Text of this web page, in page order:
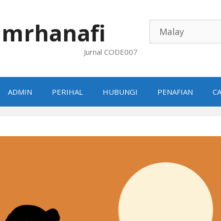
mrhanafi
Jurnal CODE007
ADMIN PERIHAL HUBUNGI PENAFIAN